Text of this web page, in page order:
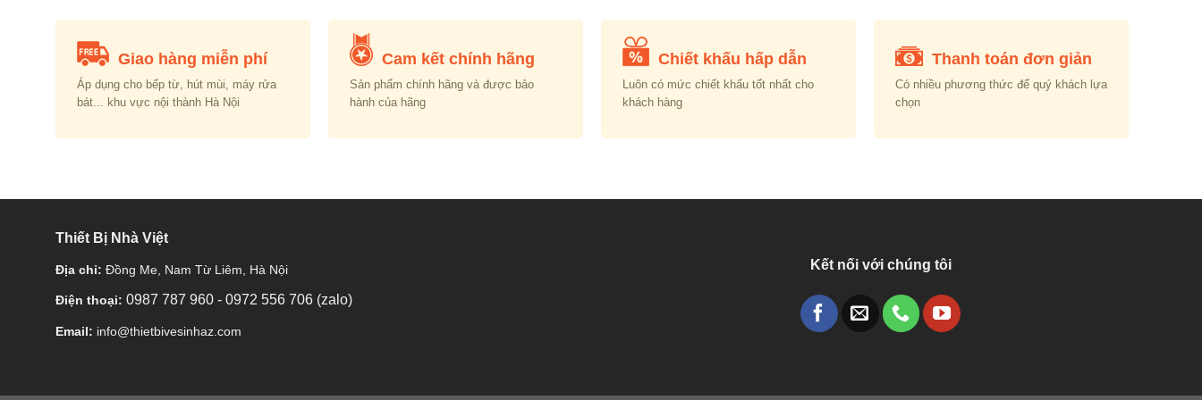
Giao hàng miễn phí
Áp dụng cho bếp từ, hút mùi, máy rửa
bát... khu vực nội thành Hà Nội
Cam kết chính hãng
Sản phẩm chính hãng và được bảo
hành của hãng
Chiết khấu hấp dẫn
Luôn có mức chiết khấu tốt nhất cho
khách hàng
Thanh toán đơn giản
Có nhiều phương thức để quý khách lựa
chọn
Thiết Bị Nhà Việt
Địa chỉ: Đồng Me, Nam Từ Liêm, Hà Nội
Điện thoại: 0987 787 960 - 0972 556 706 (zalo)
Email: info@thietbivesinhaz.com
Kết nối với chúng tôi